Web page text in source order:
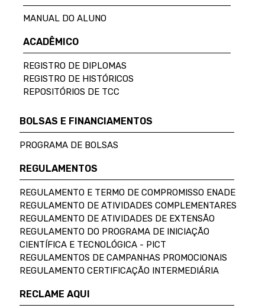
MANUAL DO ALUNO
ACADÊMICO
REGISTRO DE DIPLOMAS
REGISTRO DE HISTÓRICOS
REPOSITÓRIOS DE TCC
BOLSAS E FINANCIAMENTOS
PROGRAMA DE BOLSAS
REGULAMENTOS
REGULAMENTO E TERMO DE COMPROMISSO ENADE
REGULAMENTO DE ATIVIDADES COMPLEMENTARES
REGULAMENTO DE ATIVIDADES DE EXTENSÃO
REGULAMENTO DO PROGRAMA DE INICIAÇÃO
CIENTÍFICA E TECNOLÓGICA - PICT
REGULAMENTOS DE CAMPANHAS PROMOCIONAIS
REGULAMENTO CERTIFICAÇÃO INTERMEDIÁRIA
RECLAME AQUI